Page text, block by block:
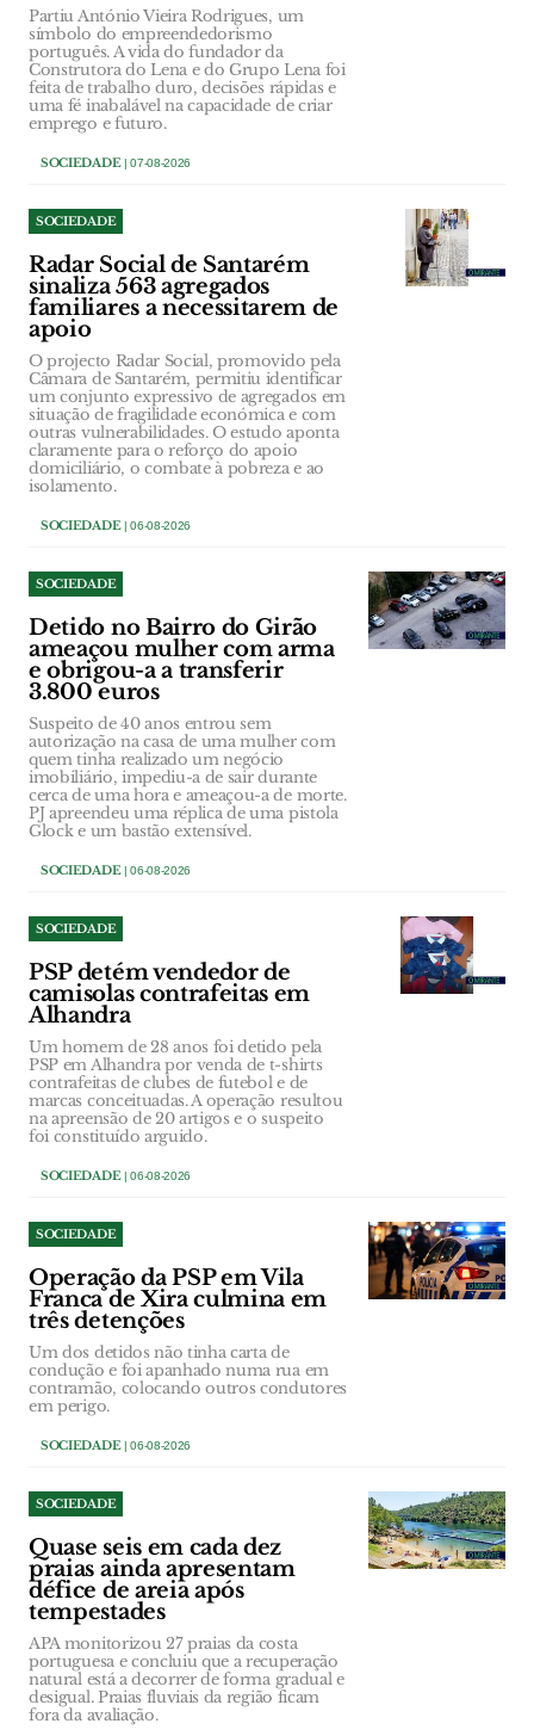
Partiu António Vieira Rodrigues, um
símbolo do empreendedorismo
português. A vida do fundador da
Construtora do Lena e do Grupo Lena foi
feita de trabalho duro, decisões rápidas e
uma fé inabalável na capacidade de criar
emprego e futuro.
SOCIEDADE| 07-08-2026
SOCIEDADE
Radar Social de Santarém
sinaliza 563 agregados
familiares a necessitarem de
apoio
O projecto Radar Social, promovido pela
Câmara de Santarém, permitiu identificar
um conjunto expressivo de agregados em
situação de fragilidade económica e com
outras vulnerabilidades. O estudo aponta
claramente para o reforço do apoio
domiciliário, o combate à pobreza e ao
isolamento.
SOCIEDADE| 06-08-2026
SOCIEDADE
Detido no Bairro do Girão
ameaçou mulher com arma
e obrigou-a a transferir
3.800 euros
Suspeito de 40 anos entrou sem
autorização na casa de uma mulher com
quem tinha realizado um negócio
imobiliário, impediu-a de sair durante
cerca de uma hora e ameaçou-a de morte.
PJ apreendeu uma réplica de uma pistola
Glock e um bastão extensível.
SOCIEDADE| 06-08-2026
SOCIEDADE
PSP detém vendedor de
camisolas contrafeitas em
Alhandra
Um homem de 28 anos foi detido pela
PSP em Alhandra por venda de t-shirts
contrafeitas de clubes de futebol e de
marcas conceituadas. A operação resultou
na apreensão de 20 artigos e o suspeito
foi constituído arguido.
SOCIEDADE| 06-08-2026
SOCIEDADE
Operação da PSP em Vila
Franca de Xira culmina em
três detenções
Um dos detidos não tinha carta de
condução e foi apanhado numa rua em
contramão, colocando outros condutores
em perigo.
SOCIEDADE| 06-08-2026
SOCIEDADE
Quase seis em cada dez
praias ainda apresentam
défice de areia após
tempestades
APA monitorizou 27 praias da costa
portuguesa e concluiu que a recuperação
natural está a decorrer de forma gradual e
desigual. Praias fluviais da região ficam
fora da avaliação.